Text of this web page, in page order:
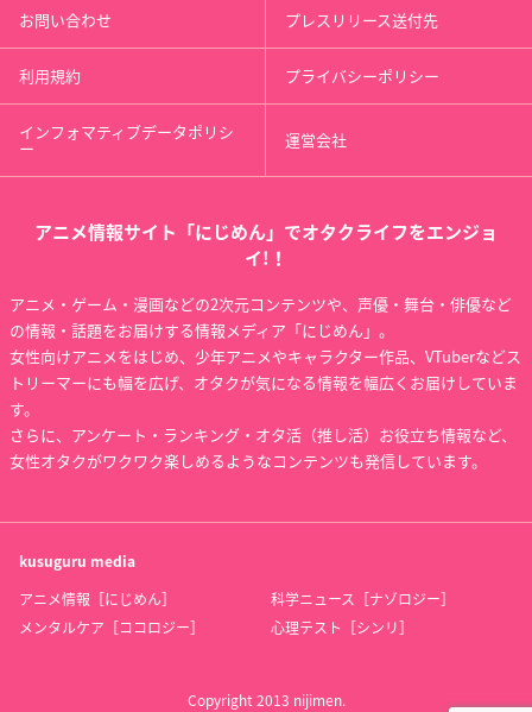
お問い合わせ プレスリリース送付先
利用規約 プライバシーポリシー
インフォマティブデータポリシ
ー 運営会社
アニメ情報サイト「にじめん」でオタクライフをエンジョ
イ!！
アニメ・ゲーム・漫画などの2次元コンテンツや、声優・舞台・俳優など
の情報・話題をお届けする情報メディア「にじめん」。
女性向けアニメをはじめ、少年アニメやキャラクター作品、VTuberなどス
トリーマーにも幅を広げ、オタクが気になる情報を幅広くお届けしていま
す。
さらに、アンケート・ランキング・オタ活（推し活）お役立ち情報など、
女性オタクがワクワク楽しめるようなコンテンツも発信しています。
kusuguru media
アニメ情報［にじめん］
科学ニュース［ナゾロジー］
メンタルケア［ココロジー］
心理テスト［シンリ］
Copyright 2013 nijimen.